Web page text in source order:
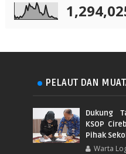
PELAUT DAN
Dukung
KSOP
Pihak
Warta